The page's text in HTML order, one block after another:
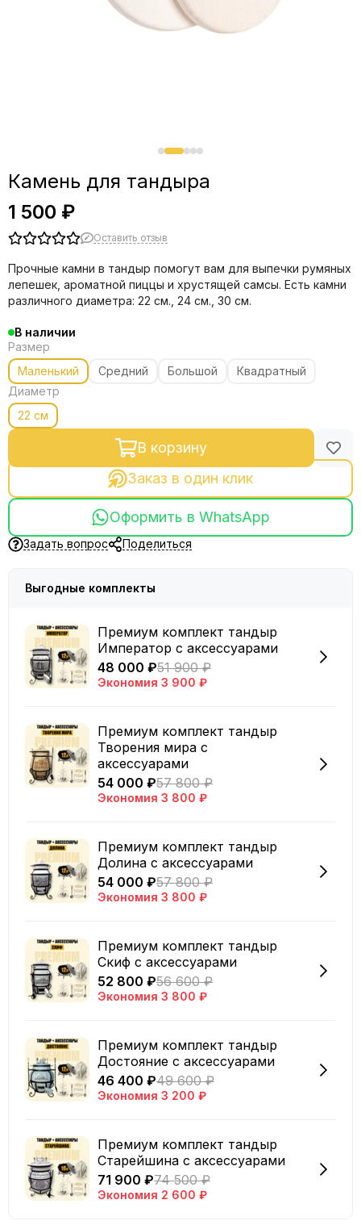
Камень для тандыра
1 500 ₽
Оставить отзыв
Прочные камни в тандыр помогут вам для выпечки румяных
лепешек, ароматной пиццы и хрустящей самсы. Есть камни
различного диаметра: 22 см., 24 см., 30 см.
В наличии
Размер
Маленький
Средний Большой
Квадратный
Диаметр
22 см
В корзину
Заказ в один клик
Оформить в WhatsApp
Задать вопрос Поделиться
Выгодные комплекты
Премиум комплект тандыр
Император с аксессуарами
48 000 ₽51 900 ₽
Экономия 3 900 ₽
Премиум комплект тандыр
Творения мира с
аксессуарами
54 000 ₽57 800 ₽
Экономия 3 800 ₽
Премиум комплект тандыр
Долина с аксессуарами
54 000 ₽57 800 ₽
Экономия 3 800 ₽
Премиум комплект тандыр
Скиф с аксессуарами
52 800 ₽56 600 ₽
Экономия 3 800 ₽
Премиум комплект тандыр
Достояние с аксессуарами
46 400 ₽49 600 ₽
Экономия 3 200 ₽
Премиум комплект тандыр
Старейшина с аксессуарами
71 900 ₽74 500 ₽
Экономия 2 600 ₽